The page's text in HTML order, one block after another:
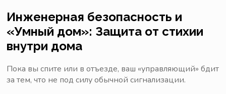
Инженерная безопасность и
«Умный дом»: Защита от стихии
внутри дома
Пока вы спите или в отъезде, ваш «управляющий» бдит
за тем, что не под силу обычной сигнализации.